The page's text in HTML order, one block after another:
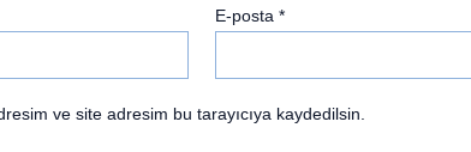
E-posta*
ve site adresim bu tarayıcıya kaydedilsin.